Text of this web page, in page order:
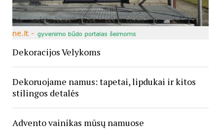
Dekoracijos Velykoms
Dekoruojame namus: tapetai, lipdukai ir kitos
stilingos detalės
Advento vainikas mūsų namuose